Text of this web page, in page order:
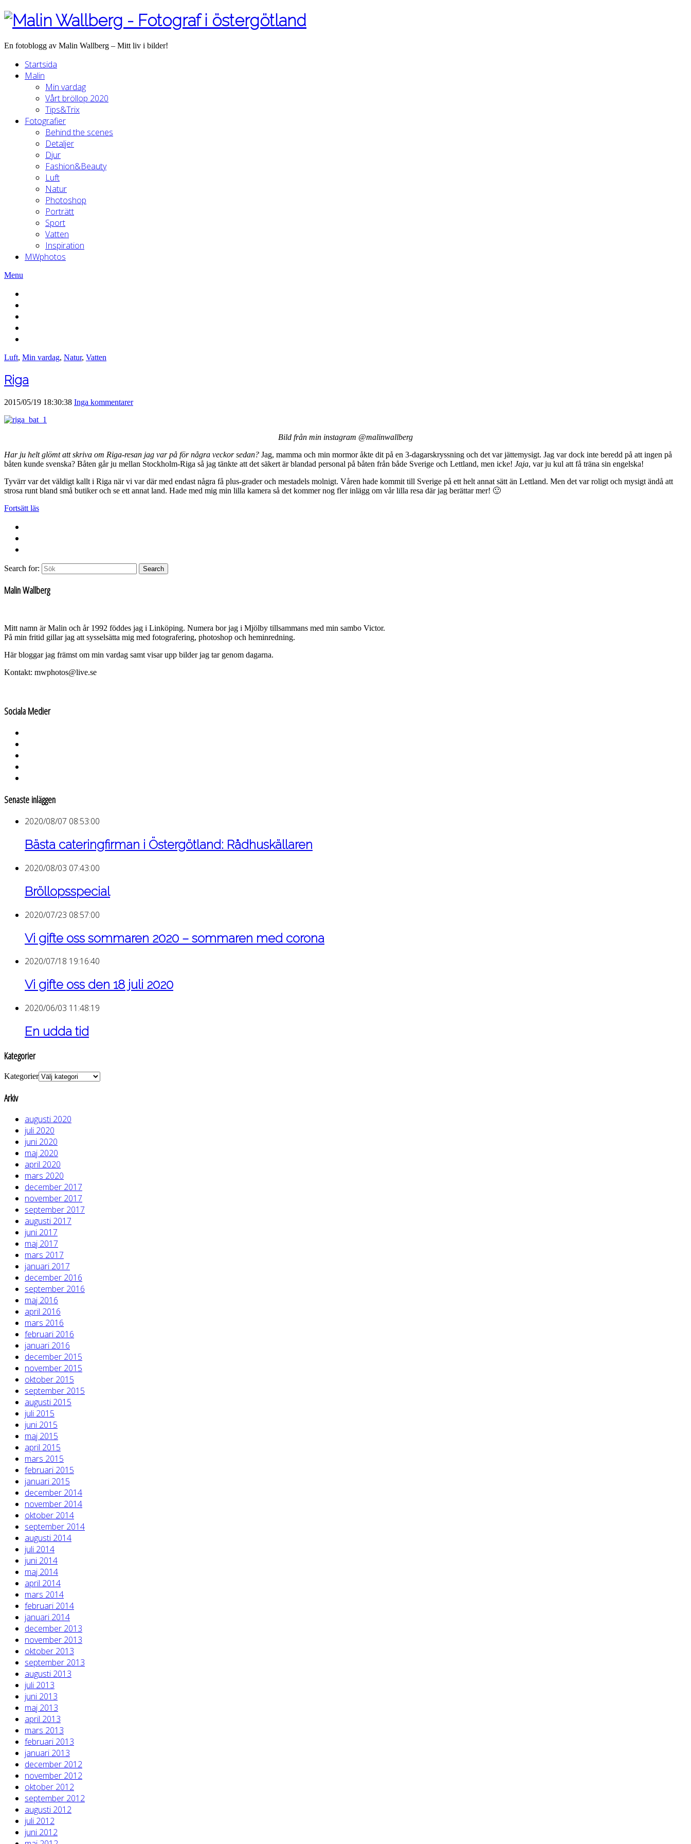
En fotoblogg av Malin Wallberg – Mitt liv i bilder!
Startsida
Malin
Min vardag
Vårt bröllop 2020
Tips&Trix
Fotografier
Behind the scenes
Detaljer
Djur
Fashion&Beauty
Luft
Natur
Photoshop
Porträtt
Sport
Vatten
Inspiration
MWphotos
Menu
Luft, Min vardag, Natur, Vatten
Riga
2015/05/19 18:30:38 Inga kommentarer
Bild från min instagram @malinwallberg
Har ju helt glömt att skriva om Riga-resan jag var på för några veckor sedan? Jag, mamma och min mormor åkte dit på en 3-dagarskryssning och det var jättemysigt. Jag var dock inte beredd på att ingen på
båten kunde svenska? Båten går ju mellan Stockholm-Riga så jag tänkte att det säkert är blandad personal på båten från både Sverige och Lettland, men icke! Jaja, var ju kul att få träna sin engelska!
Tyvärr var det väldigt kallt i Riga när vi var där med endast några få plus-grader och mestadels molnigt. Våren hade kommit till Sverige på ett helt annat sätt än Lettland. Men det var roligt och mysigt ändå att
strosa runt bland små butiker och se ett annat land. Hade med mig min lilla kamera så det kommer nog fler inlägg om vår lilla resa där jag berättar mer! 🙂
Fortsätt läs
Search for: Search
Malin Wallberg
Mitt namn är Malin och år 1992 föddes jag i Linköping. Numera bor jag i Mjölby tillsammans med min sambo Victor.
På min fritid gillar jag att sysselsätta mig med fotografering, photoshop och heminredning.
Här bloggar jag främst om min vardag samt visar upp bilder jag tar genom dagarna.
Kontakt: mwphotos@live.se
Sociala Medier
Senaste inläggen
2020/08/07 08:53:00
Bästa cateringfirman i Östergötland: Rådhuskällaren
2020/08/03 07:43:00
Bröllopsspecial
2020/07/23 08:57:00
Vi gifte oss sommaren 2020 – sommaren med corona
2020/07/18 19:16:40
Vi gifte oss den 18 juli 2020
2020/06/03 11:48:19
En udda tid
Kategorier
Kategorier
Arkiv
augusti 2020
juli 2020
juni 2020
maj 2020
april 2020
mars 2020
december 2017
november 2017
september 2017
augusti 2017
juni 2017
maj 2017
mars 2017
januari 2017
december 2016
september 2016
maj 2016
april 2016
mars 2016
februari 2016
januari 2016
december 2015
november 2015
oktober 2015
september 2015
augusti 2015
juli 2015
juni 2015
maj 2015
april 2015
mars 2015
februari 2015
januari 2015
december 2014
november 2014
oktober 2014
september 2014
augusti 2014
juli 2014
juni 2014
maj 2014
april 2014
mars 2014
februari 2014
januari 2014
december 2013
november 2013
oktober 2013
september 2013
augusti 2013
juli 2013
juni 2013
maj 2013
april 2013
mars 2013
februari 2013
januari 2013
december 2012
november 2012
oktober 2012
september 2012
augusti 2012
juli 2012
juni 2012